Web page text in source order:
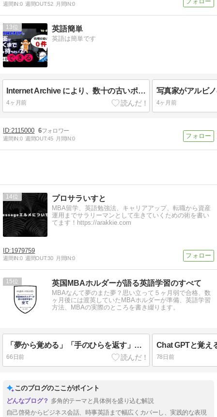
週間IN:0 週間OUT:52 月間IN:0
13 英語簡単
英語は簡単です
Internet Archive により、数十の古いポータブル コンソールが復活します
4ヶ月前 4ヶ月前
2115000 6
週間IN:0 週間OUT:45 月間IN:0
14 プロサラいすと
MBA留学、英語勉強法、キャリアアップ、転職から資産
運用までサラリーマンとして生きていくための術を書い
てます！https://arakkie.com
1979759
週間IN:0 週間OUT:30 月間IN:0
15 英国MBAホルダーが語る英語学習のすべて
MBAなんて夢のまた夢？思い立って５ヶ月弱で合格、数
ヶ月後には渡英していたMBAホルダーが準備、英語学習
方法、MBAの実際のところを書き綴ります。
「夢から覚める」「手のひらを返す」は英語で？自己啓発・コミュニティを語る英語表現
66日前 78日前
このブログのここがポイント
多角的テーマと具体例を盛り込む解説
自己啓発からビジネス会話、時事英語まで幅広くカバーし、実践的な表現